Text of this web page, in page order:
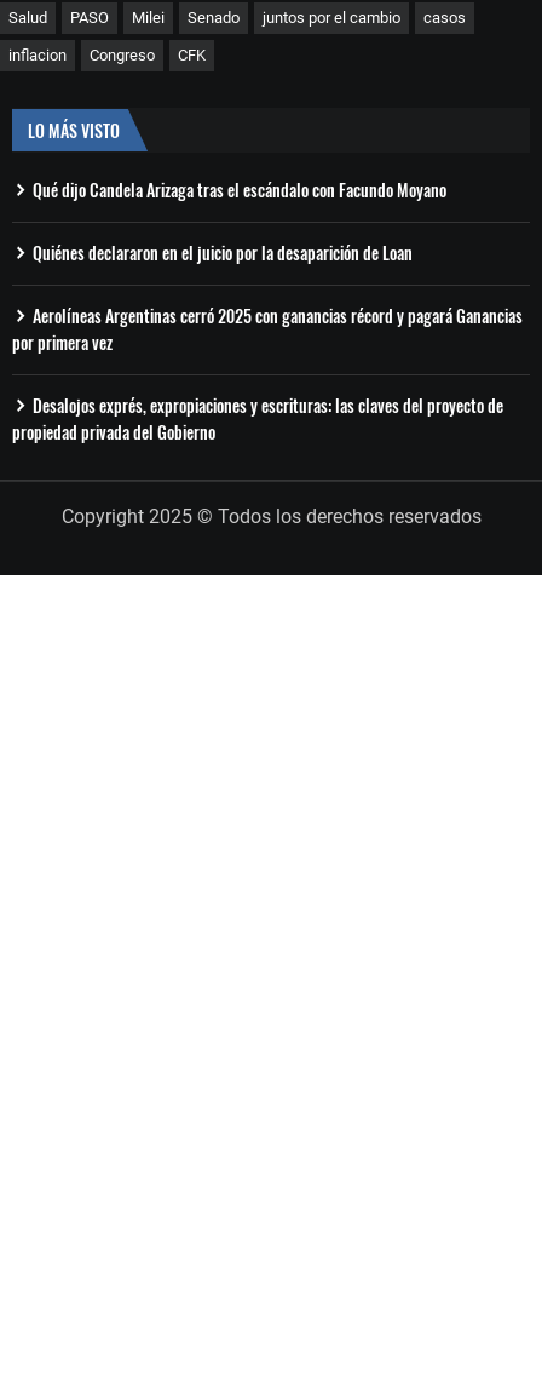
Salud PASO Milei Senado juntos por el cambio casos
inflacion Congreso CFK
LO MÁS VISTO
Qué dijo Candela Arizaga tras el escándalo con Facundo Moyano
Quiénes declararon en el juicio por la desaparición de Loan
Aerolíneas Argentinas cerró 2025 con ganancias récord y pagará Ganancias
por primera vez
Desalojos exprés, expropiaciones y escrituras: las claves del proyecto de
propiedad privada del Gobierno
Copyright 2025 © Todos los derechos reservados